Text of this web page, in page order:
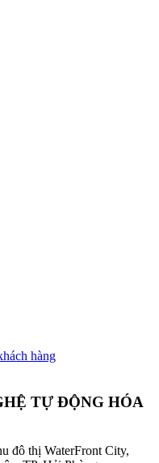
hàng
TỰ ĐỘNG HÓA
đô thị WaterFront City,